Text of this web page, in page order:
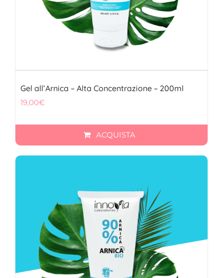
Gel all’Arnica – Alta Concentrazione – 200ml
19,00€
ACQUISTA